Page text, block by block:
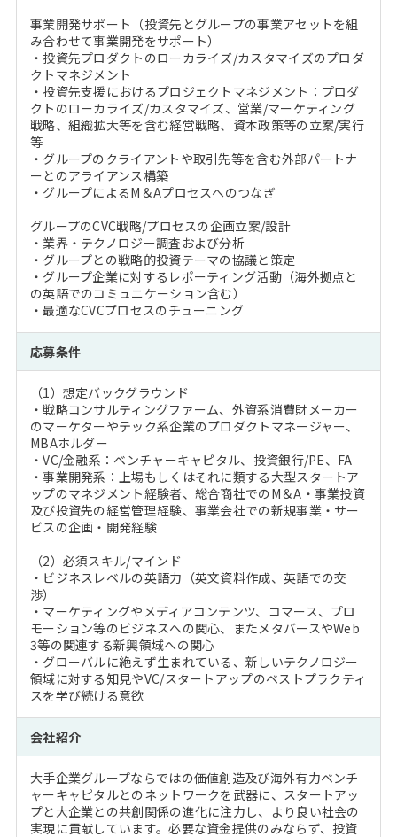
事業開発サポート（投資先とグループの事業アセットを組
み合わせて事業開発をサポート）
・投資先プロダクトのローカライズ/カスタマイズのプロダ
クトマネジメント
・投資先支援におけるプロジェクトマネジメント：プロダ
クトのローカライズ/カスタマイズ、営業/マーケティング
戦略、組織拡大等を含む経営戦略、資本政策等の立案/実行
等
・グループのクライアントや取引先等を含む外部パートナ
ーとのアライアンス構築
・グループによるM＆Aプロセスへのつなぎ
グループのCVC戦略/プロセスの企画立案/設計
・業界・テクノロジー調査および分析
・グループとの戦略的投資テーマの協議と策定
・グループ企業に対するレポーティング活動（海外拠点と
の英語でのコミュニケーション含む）
・最適なCVCプロセスのチューニング
応募条件
（1）想定バックグラウンド
・戦略コンサルティングファーム、外資系消費財メーカー
のマーケターやテック系企業のプロダクトマネージャー、
MBAホルダー
・VC/金融系：ベンチャーキャピタル、投資銀行/PE、FA
・事業開発系：上場もしくはそれに類する大型スタートア
ップのマネジメント経験者、総合商社でのM＆A・事業投資
及び投資先の経営管理経験、事業会社での新規事業・サー
ビスの企画・開発経験
（2）必須スキル/マインド
・ビジネスレベルの英語力（英文資料作成、英語での交
渉）
・マーケティングやメディアコンテンツ、コマース、プロ
モーション等のビジネスへの関心、またメタバースやWeb
3等の関連する新興領域への関心
・グローバルに絶えず生まれている、新しいテクノロジー
領域に対する知見やVC/スタートアップのベストプラクティ
スを学び続ける意欲
会社紹介
大手企業グループならではの価値創造及び海外有力ベンチ
ャーキャピタルとのネットワークを武器に、スタートアッ
プと大企業との共創関係の進化に注力し、より良い社会の
実現に貢献しています。必要な資金提供のみならず、投資